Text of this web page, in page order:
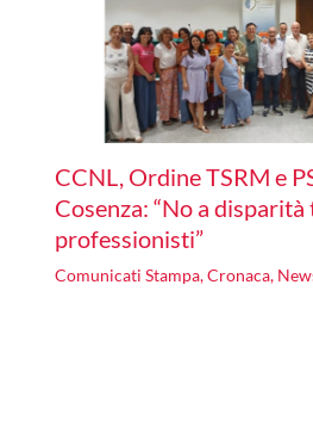
CCNL, Ordine TSRM e
Cosenza: “No a disparità
professionisti”
Comunicati Stampa,Cronaca,